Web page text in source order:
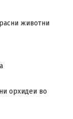
животни
орхидеи во